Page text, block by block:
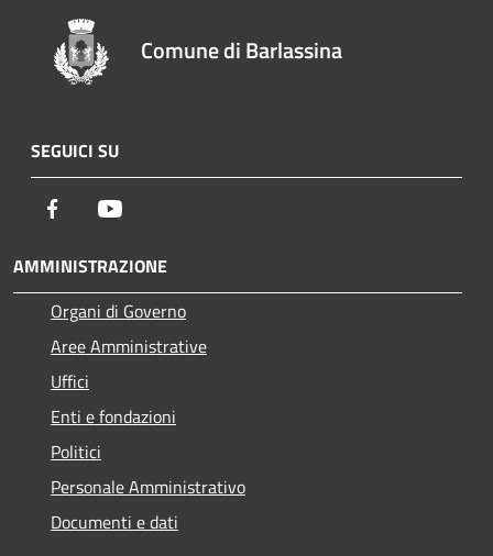
Comune di Barlassina
SEGUICI SU
Facebook
AMMINISTRAZIONE
Organi di Governo
Aree Amministrative
Uffici
Enti e fondazioni
Politici
Personale Amministrativo
Documenti e dati